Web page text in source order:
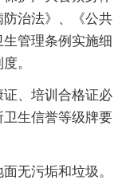
治法》、《公共
管理条例实施细
。
、培训合格证必
生信誉等级牌要
无污垢和垃圾。